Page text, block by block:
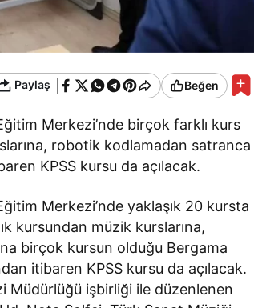
Paylaş Beğen
Merkezi’nde birçok farklı kurs
robotik kodlamadan satranca
KPSS kursu da açılacak.
Merkezi’nde yaklaşık 20 kursta
kursundan müzik kurslarına,
birçok kursun olduğu Bergama
itibaren KPSS kursu da açılacak.
Müdürlüğü işbirliği ile düzenlenen